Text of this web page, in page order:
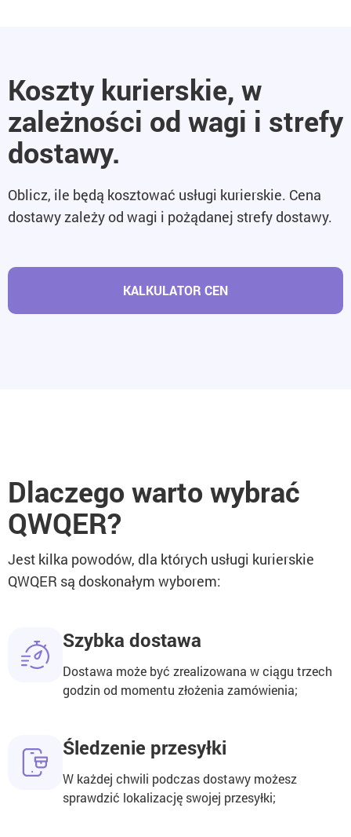
Koszty kurierskie, w
zależności od wagi i strefy
dostawy.
Oblicz, ile będą kosztować usługi kurierskie. Cena
dostawy zależy od wagi i pożądanej strefy dostawy.
KALKULATOR CEN
Dlaczego warto wybrać
QWQER?
Jest kilka powodów, dla których usługi kurierskie
QWQER są doskonałym wyborem:
Szybka dostawa
Dostawa może być zrealizowana w ciągu trzech
godzin od momentu złożenia zamówienia;
Śledzenie przesyłki
W każdej chwili podczas dostawy możesz
sprawdzić lokalizację swojej przesyłki;